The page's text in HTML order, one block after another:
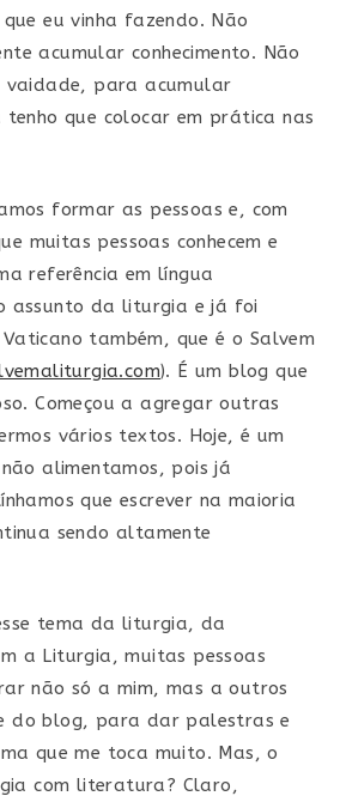
eu vinha fazendo. Não
acumular conhecimento. Não
vaidade, para acumular
que colocar em prática nas
formar as pessoas e, com
muitas pessoas conhecem e
referência em língua
assunto da liturgia e já foi
também, que é o Salvem
). É um blog que
Começou a agregar outras
vários textos. Hoje, é um
alimentamos, pois já
que escrever na maioria
sendo altamente
tema da liturgia, da
a Liturgia, muitas pessoas
não só a mim, mas a outros
do blog, para dar palestras e
que me toca muito. Mas, o
com literatura? Claro,